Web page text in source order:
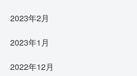
2023年2月
2023年1月
2022年12月